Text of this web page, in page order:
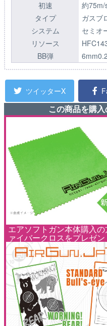
初速
約75m/
タイプ
ガスブ
システム
セミオ
リソース
BB弾
ツイッターX
この商品を購
エアソフトガン本体購入
ァイバークロスをプレゼン